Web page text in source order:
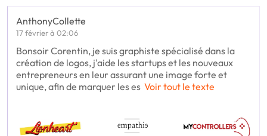
AnthonyCollette
17 février à 02:06
Bonsoir Corentin, je suis graphiste spécialisé dans la
création de logos, j'aide les startups et les nouveaux
entrepreneurs en leur assurant une image forte et
unique, afin de marquer les es Voir tout le texte